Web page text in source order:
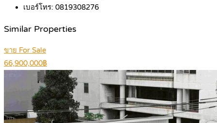
เบอร์โทร: 0819308276
Similar Properties
ขาย For Sale
66,900,000฿